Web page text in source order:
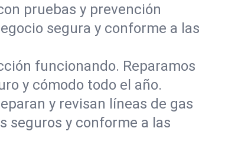
pruebas y prevención
segura y conforme a las
funcionando. Reparamos
y cómodo todo el año.
y revisan líneas de gas
seguros y conforme a las